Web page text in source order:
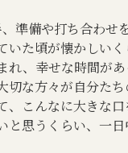
準備や打ち合わせ
いた頃が懐かしい
れ、幸せな時間が
切な方々が自分た
、こんなに大きな
と思うくらい、一